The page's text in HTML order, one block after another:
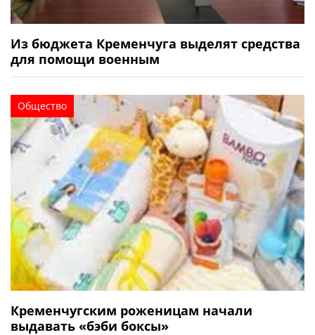
Из бюджета Кременчуга выделят средства
для помощи военным
Общество
Кременчугским роженицам начали
выдавать «бэби боксы»